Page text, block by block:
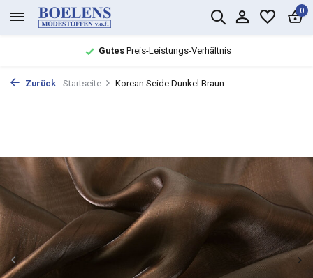
0
GutesPreis-Leistungs-Verhältnis
Zurück Startseite Korean Seide Dunkel Braun